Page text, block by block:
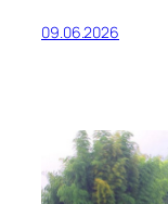
09.06.2026